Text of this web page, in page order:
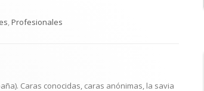
,Profesionales
Caras conocidas, caras anónimas, la savia